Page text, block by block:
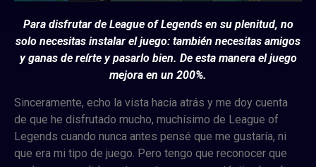
Para disfrutar de League of Legends en su plenitud, no
solo necesitas instalar el juego: también necesitas amigos
y ganas de reírte y pasarlo bien. De esta manera el juego
mejora en un 200%.
Sinceramente, echo la vista hacia atrás y me doy cuenta
de que he disfrutado mucho, muchísimo de League of
Legends cuando nunca antes pensé que me gustaría, ni
que era mi tipo de juego. Pero tengo que reconocer que